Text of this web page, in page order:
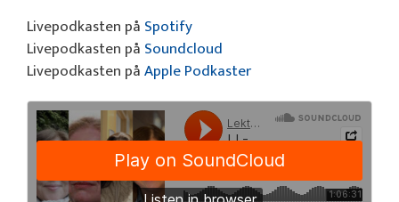
Livepodkasten på Spotify
Livepodkasten på Soundcloud
Livepodkasten påApple Podkaster